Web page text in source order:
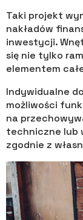
Taki projekt
nakładów
inwestycji.
się nie tylko
elementem
Indywidualne
możliwości
na
techniczne lub
zgodnie z